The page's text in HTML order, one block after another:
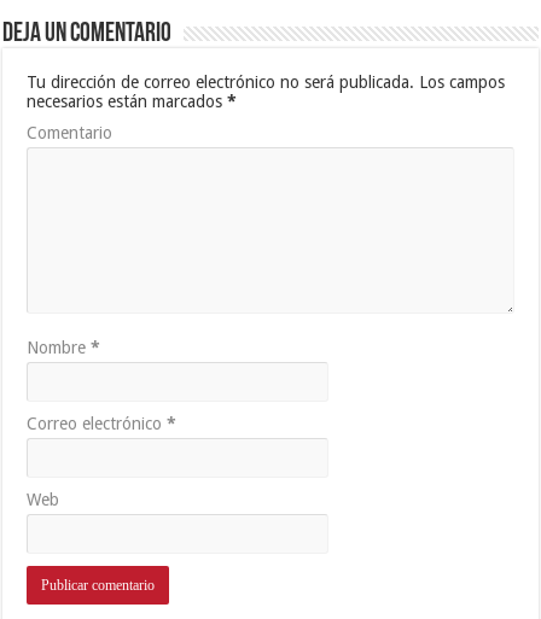
Deja un comentario
Tu dirección de correo electrónico no será publicada. Los campos
necesarios están marcados*
Comentario
Nombre*
Correo electrónico*
Web